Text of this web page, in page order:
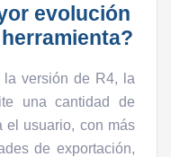
evolución
la versión de R4, la
una cantidad de
el usuario, con más
de exportación,